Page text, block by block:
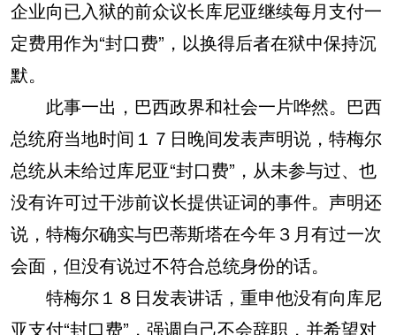
企业向已入狱的前众议长库尼亚继续每月支付一
定费用作为“封口费”，以换得后者在狱中保持沉
默。
此事一出，巴西政界和社会一片哗然。巴西
总统府当地时间１７日晚间发表声明说，特梅尔
总统从未给过库尼亚“封口费”，从未参与过、也
没有许可过干涉前议长提供证词的事件。声明还
说，特梅尔确实与巴蒂斯塔在今年３月有过一次
会面，但没有说过不符合总统身份的话。
特梅尔１８日发表讲话，重申他没有向库尼
亚支付“封口费”，强调自己不会辞职，并希望对